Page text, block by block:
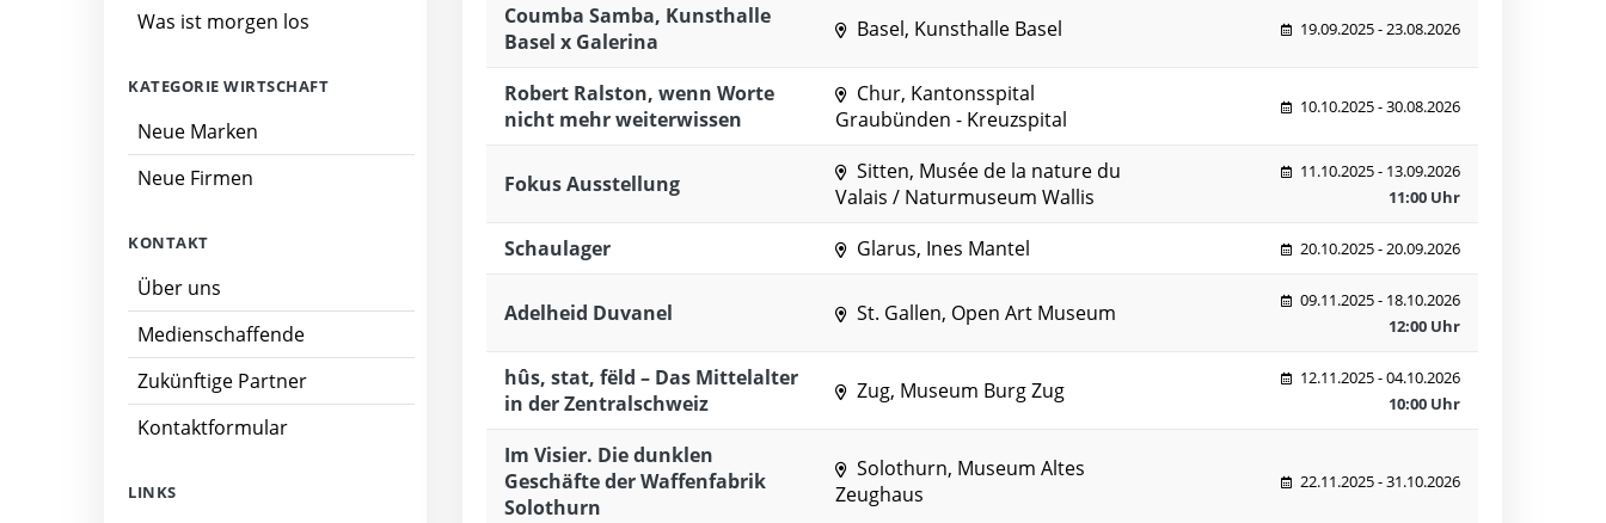
Was ist morgen los
KATEGORIE WIRTSCHAFT
Neue Marken
Neue Firmen
KONTAKT
Über uns
Medienschaffende
Zukünftige Partner
Kontaktformular
LINKS
Coumba Samba, Kunsthalle
Basel x Galerina
Basel, Kunsthalle Basel 19.09.2025 - 23.08.2026
Robert Ralston, wenn Worte
nicht mehr weiterwissen
Chur, Kantonsspital
Graubünden - Kreuzspital
10.10.2025 - 30.08.2026
Fokus Ausstellung
Sitten, Musée de la nature du
Valais / Naturmuseum Wallis
11.10.2025 - 13.09.2026
11:00 Uhr
Schaulager Glarus, Ines Mantel 20.10.2025 - 20.09.2026
Adelheid Duvanel St. Gallen, Open Art Museum
09.11.2025 - 18.10.2026
12:00 Uhr
hûs, stat, fëld – Das Mittelalter
in der Zentralschweiz
Zug, Museum Burg Zug
12.11.2025 - 04.10.2026
10:00 Uhr
Im Visier. Die dunklen
Geschäfte der Waffenfabrik
Solothurn
Solothurn, Museum Altes
Zeughaus
22.11.2025 - 31.10.2026